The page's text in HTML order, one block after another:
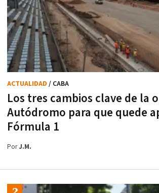
Los tres cambios clave de la
Autódromo para que quede
Fórmula 1
ACTUALIDAD / CABA
PorJ.M.